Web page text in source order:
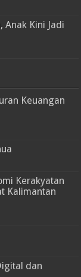
Anak Kini Jadi
Keuangan
Kerakyatan
Kalimantan
dan